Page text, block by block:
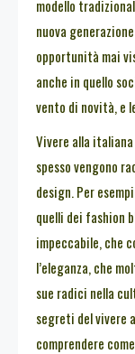
modello
nuova
opportunità mai
anche in quello
vento di novità, e
Vivere alla
spesso vengono
design. Per
quelli dei fashion
impeccabile, che
l’eleganza, che
sue radici nella
segreti del vivere
comprendere